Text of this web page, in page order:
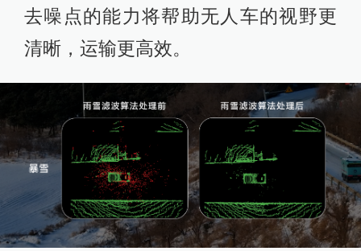
去噪点的能力将帮助无人车的视野更
清晰，运输更高效。